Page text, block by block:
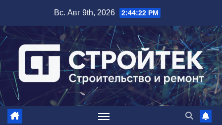
содержимому
Вс. Авг 9th, 2026 2:44:23 PM